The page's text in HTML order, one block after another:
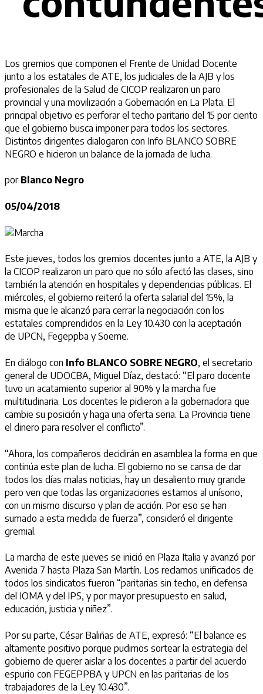
Los gremios que componen el Frente de Unidad Docente
junto a los estatales de ATE, los judiciales de la AJB y los
profesionales de la Salud de CICOP realizaron un paro
provincial y una movilización a Gobernación en La Plata. El
principal objetivo es perforar el techo paritario del 15 por ciento
que el gobierno busca imponer para todos los sectores.
Distintos dirigentes dialogaron con Info BLANCO SOBRE
NEGRO e hicieron un balance de la jornada de lucha.
por Blanco Negro
05/04/2018
Este jueves, todos los gremios docentes junto a ATE, la AJB y
la CICOP realizaron un paro que no sólo afectó las clases, sino
también la atención en hospitales y dependencias públicas. El
miércoles, el gobierno reiteró la oferta salarial del 15%, la
misma que le alcanzó para cerrar la negociación con los
estatales comprendidos en la Ley 10.430 con la aceptación
de UPCN, Fegeppba y Soeme.
En diálogo con Info BLANCO SOBRE NEGRO, el secretario
general de UDOCBA, Miguel Díaz, destacó: “El paro docente
tuvo un acatamiento superior al 90% y la marcha fue
multitudinaria. Los docentes le pidieron a la gobernadora que
cambie su posición y haga una oferta seria. La Provincia tiene
el dinero para resolver el conflicto”.
“Ahora, los compañeros decidirán en asamblea la forma en que
continúa este plan de lucha. El gobierno no se cansa de dar
todos los días malas noticias, hay un desaliento muy grande
pero ven que todas las organizaciones estamos al unísono,
con un mismo discurso y plan de acción. Por eso se han
sumado a esta medida de fuerza”, consideró el dirigente
gremial.
La marcha de este jueves se inició en Plaza Italia y avanzó por
Avenida 7 hasta Plaza San Martín. Los reclamos unificados de
todos los sindicatos fueron “paritarias sin techo, en defensa
del IOMA y del IPS, y por mayor presupuesto en salud,
educación, justicia y niñez”.
Por su parte, César Baliñas de ATE, expresó: “El balance es
altamente positivo porque pudimos sortear la estrategia del
gobierno de querer aislar a los docentes a partir del acuerdo
espurio con FEGEPPBA y UPCN en las paritarias de los
trabajadores de la Ley 10.430”.